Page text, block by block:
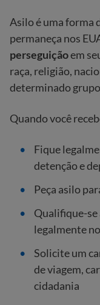
Asilo é uma forma
permaneça nos
perseguiçãoem
raça, religião,
determinado
Quando você
Fique
detenção e
Peça asilo
Qualifique-
legalmente
Solicite um
de viagem,
cidadania